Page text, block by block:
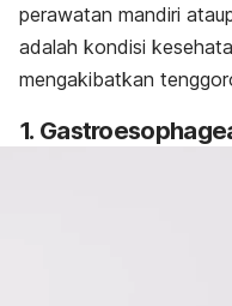
perawatan mandiri
adalah kondisi
mengakibatkan
1.